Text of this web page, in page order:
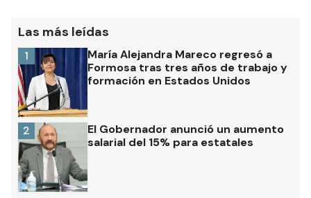
Las más leídas
María Alejandra Mareco regresó a
Formosa tras tres años de trabajo y
formación en Estados Unidos
1
El Gobernador anunció un aumento
salarial del 15% para estatales
2